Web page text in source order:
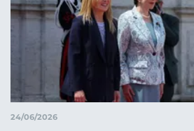
24/06/2026